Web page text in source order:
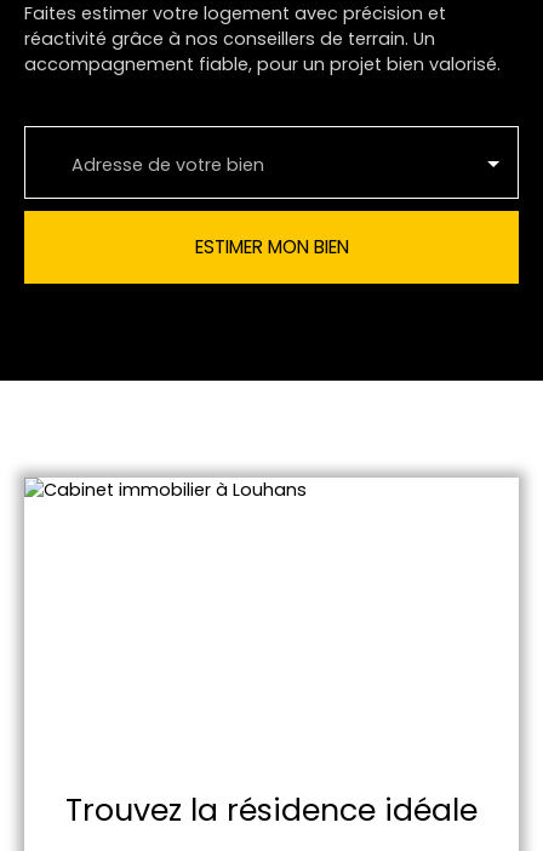
Faites estimer votre logement avec précision et
réactivité grâce à nos conseillers de terrain. Un
accompagnement fiable, pour un projet bien valorisé.
Adresse de votre bien
ESTIMER MON BIEN
Trouvez la résidence idéale